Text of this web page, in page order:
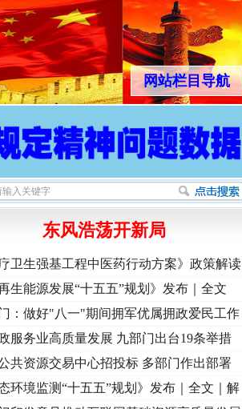
网站栏目导航
东风浩荡开新局
疗卫生强基工程中医药行动方案》政策解读
再生能源发展“十五五”规划》发布｜全文
：做好"八一"期间拥军优属拥政爱民工作
服务业高质量发展 九部门出台19条举措
共资源交易中心招投标 多部门作出部署
态环境监测“十五五”规划》发布｜全文｜解